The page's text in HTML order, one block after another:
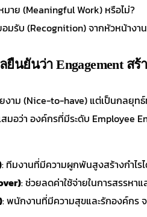
าย (Meaningful Work) หรือไม่?
มรับ (Recognition) จากหัวหน้างา
ยันว่า Engagement สร้
งาม (Nice-to-have) แต่เป็นกลยุท
มอว่า องค์กรที่มีระดับ Employee
: ทีมงานที่มีความผูกพันสูงสร้างกำไร
: ช่วยลดค่าใช้จ่ายในการสรรหา
: พนักงานที่มีความสุขและรักองค์กร